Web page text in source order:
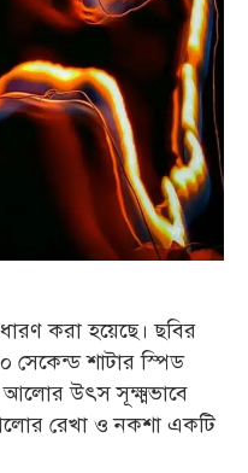
করা হয়েছে। ছবির
সেকেন্ড শাটার স্পিড
উৎস সূক্ষ্মভাবে
রেখা ও নকশা একটি